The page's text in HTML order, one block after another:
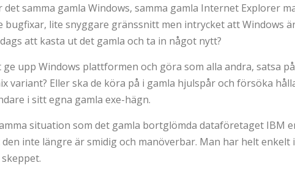
samma gamla Windows, samma gamla Internet Explorer
bugfixar, lite snyggare gränssnitt men intrycket att Windows
att kasta ut det gamla och ta in något nytt?
upp Windows plattformen och göra som alla andra, satsa
variant? Eller ska de köra på i gamla hjulspår och försöka
i sitt egna gamla exe-hägn.
situation som det gamla bortglömda dataföretaget IBM
inte längre är smidig och manöverbar. Man har helt enkelt